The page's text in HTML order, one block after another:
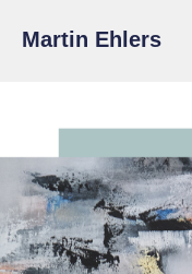
Martin Ehlers